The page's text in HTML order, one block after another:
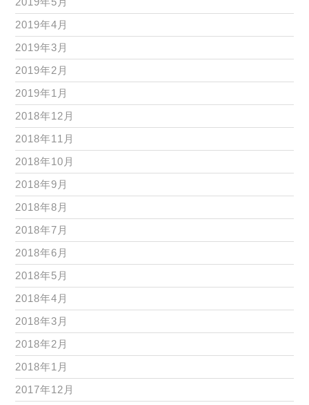
2019年4月
2019年3月
2019年2月
2019年1月
2018年12月
2018年11月
2018年10月
2018年9月
2018年8月
2018年7月
2018年6月
2018年5月
2018年4月
2018年3月
2018年2月
2018年1月
2017年12月